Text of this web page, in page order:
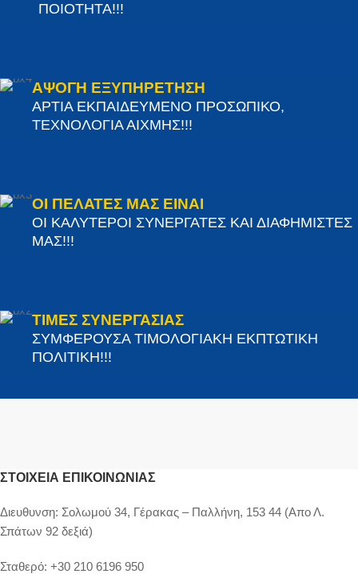
ΠΟΙΟΤΗΤΑ!!!
ΑΨΟΓΗ ΕΞΥΠΗΡΕΤΗΣΗ
ΑΡΤΙΑ ΕΚΠΑΙΔΕΥΜΕΝΟ ΠΡΟΣΩΠΙΚΟ,
ΤΕΧΝΟΛΟΓΙΑ ΑΙΧΜΗΣ!!!
ΟΙ ΠΕΛΑΤΕΣ ΜΑΣ ΕΙΝΑΙ
ΟΙ ΚΑΛΥΤΕΡΟΙ ΣΥΝΕΡΓΑΤΕΣ ΚΑΙ ΔΙΑΦΗΜΙΣΤΕΣ
ΜΑΣ!!!
ΤΙΜΕΣ ΣΥΝΕΡΓΑΣΙΑΣ
ΣΥΜΦΕΡΟΥΣΑ ΤΙΜΟΛΟΓΙΑΚΗ ΕΚΠΤΩΤΙΚΗ
ΠΟΛΙΤΙΚΗ!!!
ΣΤΟΙΧΕΊΑ ΕΠΙΚΟΙΝΩΝΊΑΣ
Διευθυνση: Σολωμού 34, Γέρακας – Παλλήνη, 153 44 (Απο Λ.
Σπάτων 92 δεξιά)
Σταθερό: +30 210 6196 950